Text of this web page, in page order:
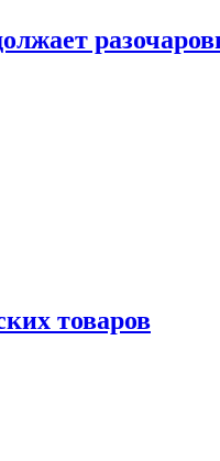
товаров